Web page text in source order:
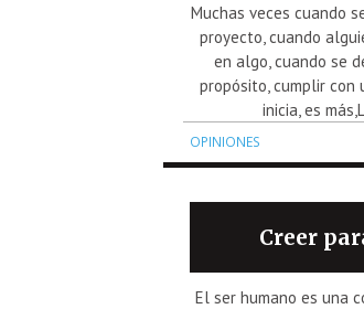
Muchas veces cuando
proyecto, cuando
en algo, cuando se
propósito, cumplir con
inicia, es
OPINIONES
Creer
El ser humano es una